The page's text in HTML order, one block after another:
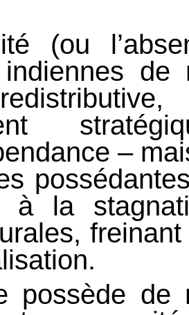
(ou
indiennes
–
à la
possède de